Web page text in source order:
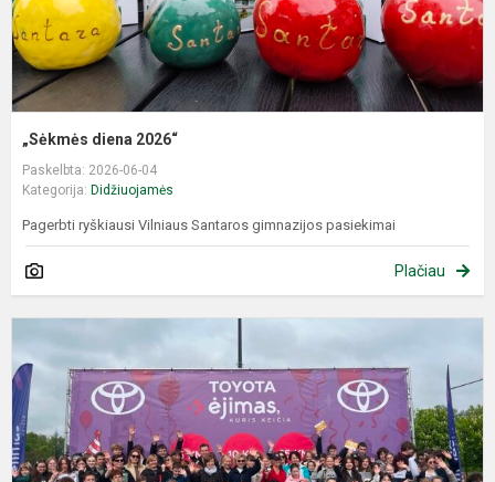
„Sėkmės diena 2026“
Paskelbta: 2026-06-04
Kategorija: Didžiuojamės
Pagerbti ryškiausi Vilniaus Santaros gimnazijos pasiekimai
Plačiau